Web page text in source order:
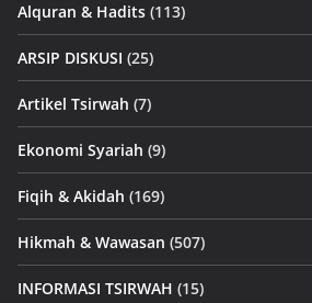
Alquran & Hadits (113)
ARSIP DISKUSI (25)
Artikel Tsirwah (7)
Ekonomi Syariah (9)
Fiqih & Akidah (169)
Hikmah & Wawasan (507)
INFORMASI TSIRWAH (15)